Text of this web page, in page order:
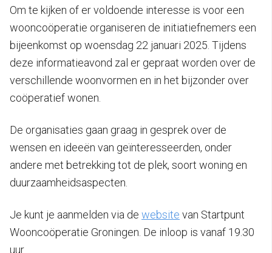
Om te kijken of er voldoende interesse is voor een
wooncoöperatie organiseren de initiatiefnemers een
bijeenkomst op woensdag 22 januari 2025. Tijdens
deze informatieavond zal er gepraat worden over de
verschillende woonvormen en in het bijzonder over
coöperatief wonen.
De organisaties gaan graag in gesprek over de
wensen en ideeën van geïnteresseerden, onder
andere met betrekking tot de plek, soort woning en
duurzaamheidsaspecten.
Je kunt je aanmelden via de website van Startpunt
Wooncoöperatie Groningen. De inloop is vanaf 19.30
uur.